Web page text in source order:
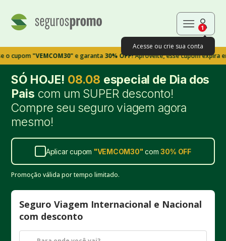
1
Acesse ou crie sua conta
"VEMCOM30"e garanta30% OFF!Aproveite, esse cupom expira em
SÓ HOJE! 08.08 especial de Dia dos
Pais com um SUPER desconto!
Compre seu seguro viagem agora
mesmo!
Aplicar cupom "VEMCOM30" com30% OFF
Promoção válida por tempo limitado.
Seguro Viagem Internacional e Nacional
com desconto